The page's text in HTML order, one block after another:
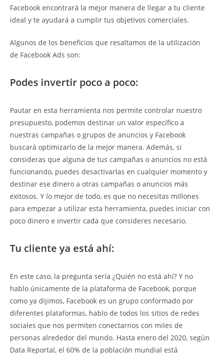
Facebook encontrará la mejor manera de llegar a tu cliente
ideal y te ayudará a cumplir tus objetivos comerciales.
Algunos de los beneficios que resaltamos de la utilización
de Facebook Ads son:
Podes invertir poco a poco:
Pautar en esta herramienta nos permite controlar nuestro
presupuesto, podemos destinar un valor específico a
nuestras campañas o grupos de anuncios y Facebook
buscará optimizarlo de la mejor manera. Además, si
consideras que alguna de tus campañas o anuncios no está
funcionando, puedes desactivarlas en cualquier momento y
destinar ese dinero a otras campañas o anuncios más
exitosos. Y lo mejor de todo, es que no necesitas millones
para empezar a utilizar esta herramienta, puedes iniciar con
poco dinero e invertir cada que consideres necesario.
Tu cliente ya está ahí:
En este caso, la pregunta sería ¿Quién no está ahí? Y no
hablo únicamente de la plataforma de Facebook, porque
como ya dijimos, Facebook es un grupo conformado por
diferentes plataformas, hablo de todos los sitios de redes
sociales que nos permiten conectarnos con miles de
personas alrededor del mundo. Hasta enero del 2020, según
Data Reportal, el 60% de la población mundial está